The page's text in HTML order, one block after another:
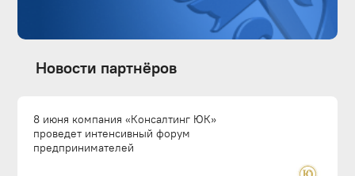
Новости партнёров
8 июня компания «Консалтинг ЮК»
проведет интенсивный форум
предпринимателей